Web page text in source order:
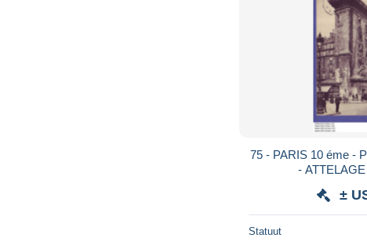
75 - PARIS 10 éme - PORTE SAINT DENIS
-
±
Statuut